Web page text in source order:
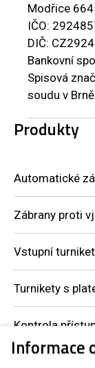
Modřice
IČO:
DIČ:
Bankovní
Spisová
soudu v Brně
Produkty
Automatické
Zábrany proti
Vstupní
Turnikety s
Kontrola
Informace